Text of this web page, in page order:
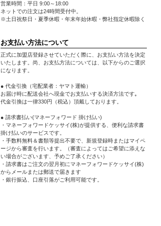
営業時間：平日 9:00～18:00
ネットでの注文は24時間受付中。
※土日祝祭日・夏季休暇・年末年始休暇・弊社指定休暇除く
お支払い方法について
正式に加盟店登録させていただく際に、お支払い方法を決定
いたします。尚、お支払方法については、以下からのご選択
になります。
● 代金引換（宅配業者：ヤマト運輸）
お届け時に配送会社へ現金でお支払いする決済方法です｡
代金引換は一律330円（税込）頂戴しております。
● 請求書払い(マネーフォワード 掛け払い)
・マネーフォワードケッサイ(株)が提供する、便利な請求書
掛け払いのサービスです。
・手数料無料＆書類等提出不要で、新規登録時またはマイペ
ージから審査を行います。（審査によってはご希望に添えな
い場合がございます、予めご了承ください）
・請求書はご注文の翌月初にマネーフォワードケッサイ(株)
からメールまたは郵送で届きます
・銀行振込、口座引落がご利用可能です。